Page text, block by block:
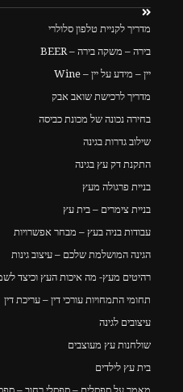
מדריך לקניית טלפון סלולרי
בירה – משקה בירה – BEER
יין – מידע על יין – Wine
מדריך לרכישת שואב אבק
בחירה נכונה של מכונת כביסה
שילוב גדרות בגינה
התקנת דק עץ בגינה
בניית פרגולה מעץ
בניית צימרים – בית עץ
עבודות בניה בעץ – מבחר אפשרויות
הגינה המושלמת שלכם – עיצוב גינות
רהיטים מעץ- מה איכות העץ וכיצד
תחומי התמחויות עורכי דין – עריכת דין
עיצובים לגינה
שולחנות עץ מעוצבים
בית עץ לילדים